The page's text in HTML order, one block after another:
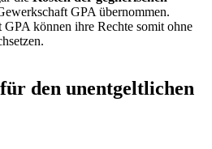
GPA übernommen.
können ihre Rechte somit ohne
den unentgeltlichen